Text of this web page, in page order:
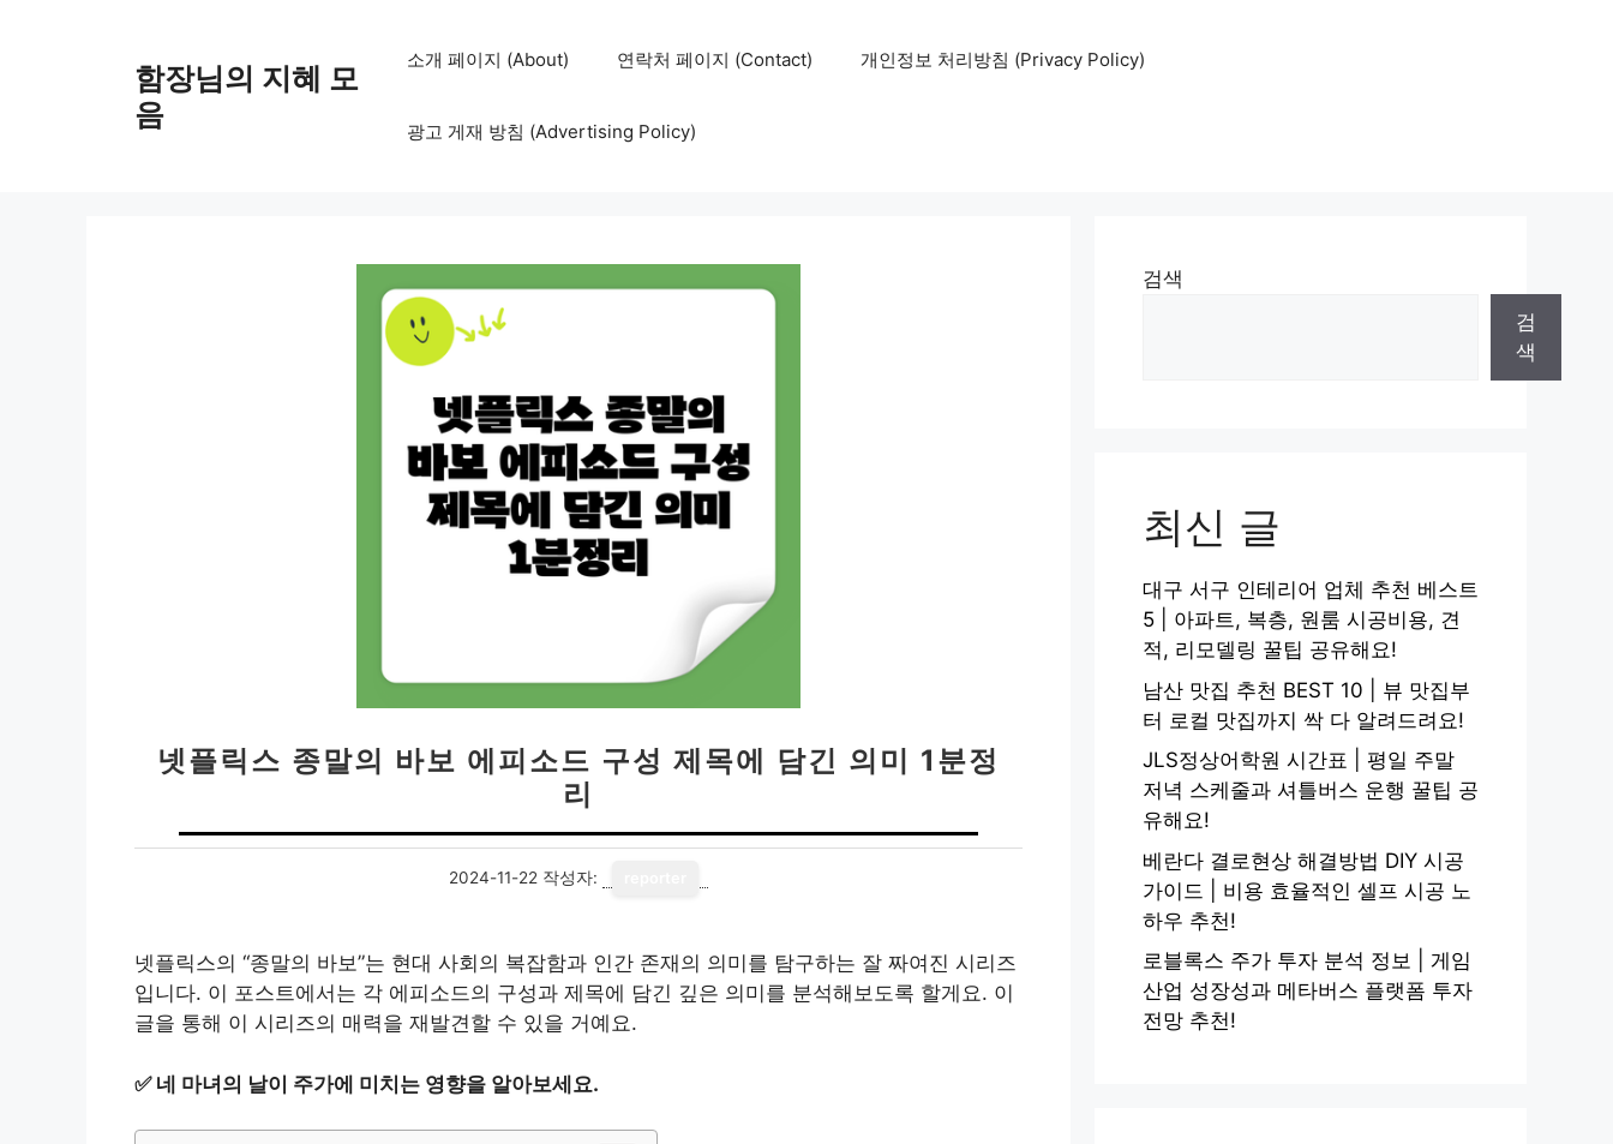
함장님의 지혜 모
음
소개 페이지 (About) 연락처 페이지 (Contact) 개인정보 처리방침 (Privacy Policy)
광고 게재 방침 (Advertising Policy)
넷플릭스 종말의 바보 에피소드 구성 제목에 담긴 의미 1분정
리
2024-11-22 작성자:
넷플릭스의 “종말의 바보”는 현대 사회의 복잡함과 인간 존재의 의미를 탐구하는 잘 짜여진 시리즈
입니다. 이 포스트에서는 각 에피소드의 구성과 제목에 담긴 깊은 의미를 분석해보도록 할게요. 이
글을 통해 이 시리즈의 매력을 재발견할 수 있을 거예요.
✅ 네 마녀의 날이 주가에 미치는 영향을 알아보세요.
검색
검
색
최신 글
대구 서구 인테리어 업체 추천 베스트
5 | 아파트, 복층, 원룸 시공비용, 견
적, 리모델링 꿀팁 공유해요!
남산 맛집 추천 BEST 10 | 뷰 맛집부
터 로컬 맛집까지 싹 다 알려드려요!
JLS정상어학원 시간표 | 평일 주말
저녁 스케줄과 셔틀버스 운행 꿀팁 공
유해요!
베란다 결로현상 해결방법 DIY 시공
가이드 | 비용 효율적인 셀프 시공 노
하우 추천!
로블록스 주가 투자 분석 정보 | 게임
산업 성장성과 메타버스 플랫폼 투자
전망 추천!